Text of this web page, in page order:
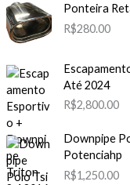
Ponteira
R$280.00
Até 2024
R$2,800.00
Downpipe
Potenciahp
R$1,250.00